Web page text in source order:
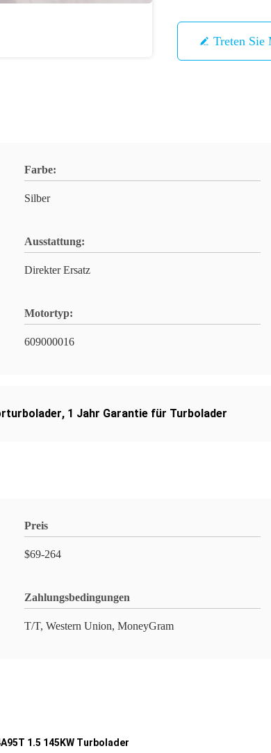
Treten Sie
Farbe:
Silber
Ausstattung:
Direkter Ersatz
Motortyp:
​609000016
, 1 Jahr Garantie für Turbolader
Preis
$69-264
Zahlungsbedingungen
T/T, Western Union, MoneyGram
1.5 145KW Turbolader